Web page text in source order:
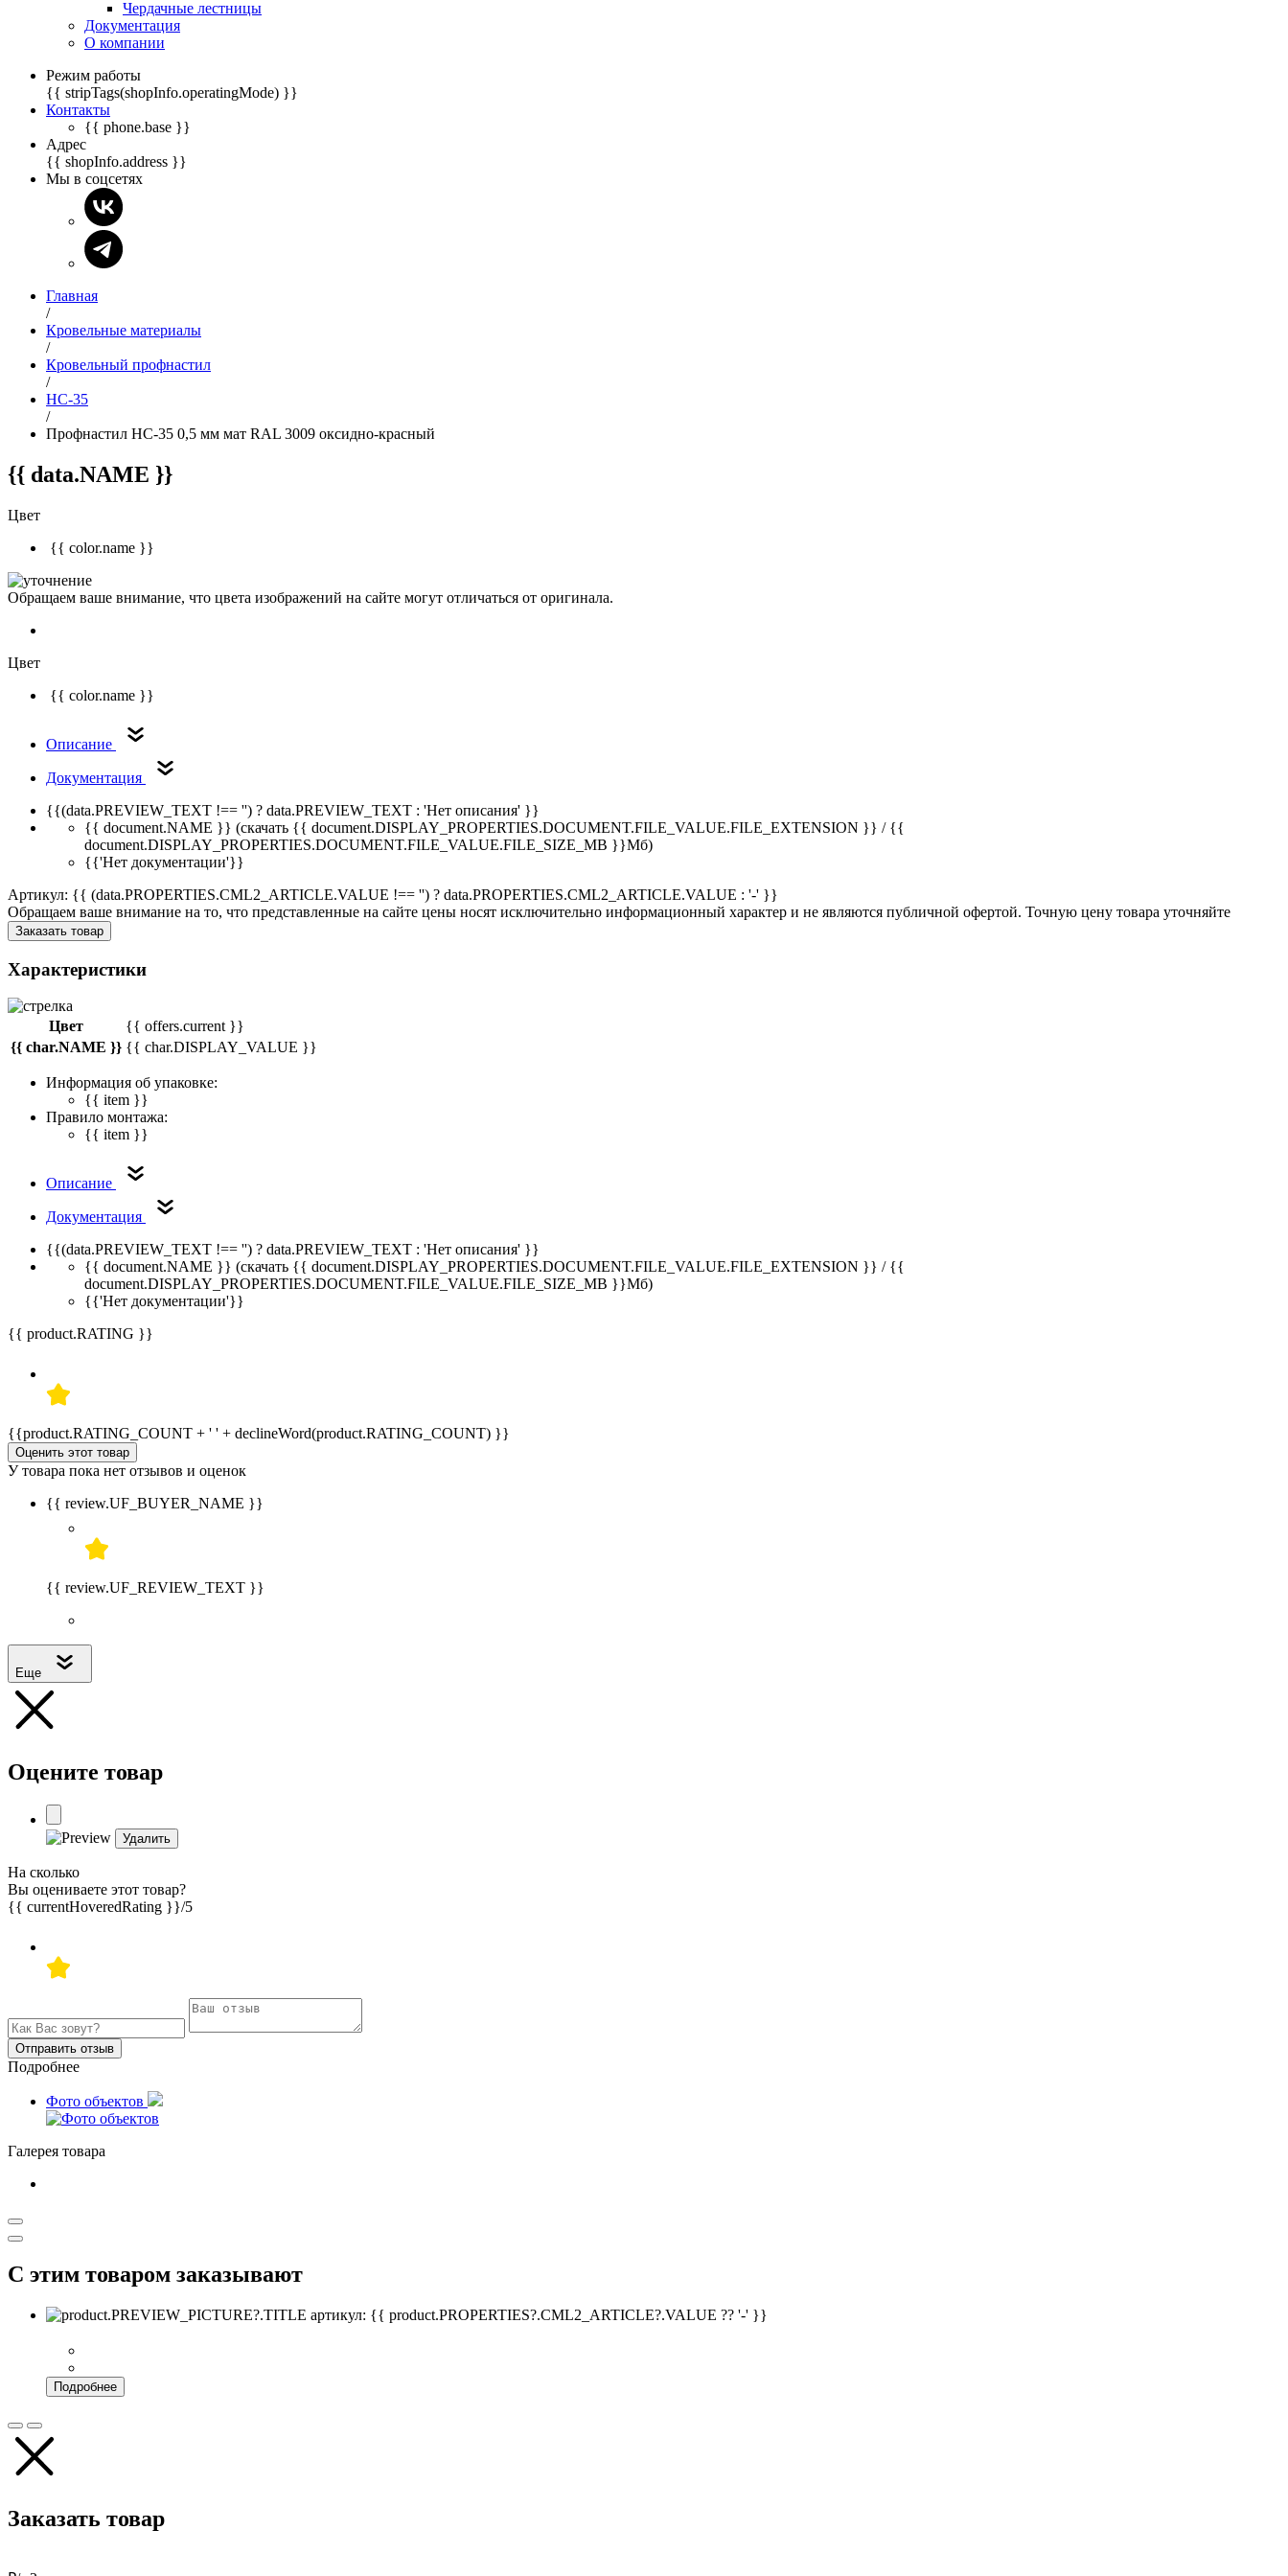
Чердачные лестницы
Документация
О компании
Режим работы
{{ stripTags(shopInfo.operatingMode) }}
Контакты
{{ phone.base }}
Адрес
{{ shopInfo.address }}
Мы в соцсетях
Главная
/
Кровельные материалы
/
Кровельный профнастил
/
НС-35
/
Профнастил НС-35 0,5 мм мат RAL 3009 оксидно-красный
{{ data.NAME }}
Цвет
{{ color.name }}
Обращаем ваше внимание, что цвета изображений на сайте могут отличаться от оригинала.
Цвет
{{ color.name }}
Описание
Документация
{{(data.PREVIEW_TEXT !== '') ? data.PREVIEW_TEXT : 'Нет описания' }}
{{ document.NAME }} (скачать {{ document.DISPLAY_PROPERTIES.DOCUMENT.FILE_VALUE.FILE_EXTENSION }} / {{
document.DISPLAY_PROPERTIES.DOCUMENT.FILE_VALUE.FILE_SIZE_MB }}Мб)
{{'Нет документации'}}
Артикул: {{ (data.PROPERTIES.CML2_ARTICLE.VALUE !== '') ? data.PROPERTIES.CML2_ARTICLE.VALUE : '-' }}
Обращаем ваше внимание на то, что представленные на сайте цены носят исключительно информационный характер и не являются публичной офертой. Точную цену товара уточняйте
Заказать товар
Характеристики
Цвет
{{ offers.current }}
{{ char.NAME }} {{ char.DISPLAY_VALUE }}
Информация об упаковке:
{{ item }}
Правило монтажа:
{{ item }}
Описание
Документация
{{(data.PREVIEW_TEXT !== '') ? data.PREVIEW_TEXT : 'Нет описания' }}
{{ document.NAME }} (скачать {{ document.DISPLAY_PROPERTIES.DOCUMENT.FILE_VALUE.FILE_EXTENSION }} / {{
document.DISPLAY_PROPERTIES.DOCUMENT.FILE_VALUE.FILE_SIZE_MB }}Мб)
{{'Нет документации'}}
{{ product.RATING }}
{{product.RATING_COUNT + ' ' + declineWord(product.RATING_COUNT) }}
Оценить этот товар
У товара пока нет отзывов и оценок
{{ review.UF_BUYER_NAME }}
{{ review.UF_REVIEW_TEXT }}
Еще
Оцените товар
Удалить
На сколько
Вы оцениваете этот товар?
{{ currentHoveredRating }}/5
Отправить отзыв
Подробнее
Фото объектов
Галерея товара
С этим товаром заказывают
артикул: {{ product.PROPERTIES?.CML2_ARTICLE?.VALUE ?? '-' }}
Подробнее
Заказать товар